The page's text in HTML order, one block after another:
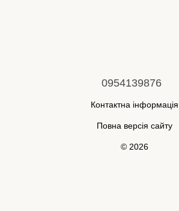
0954139876
Контактна інформація
Повна версія сайту
© 2026